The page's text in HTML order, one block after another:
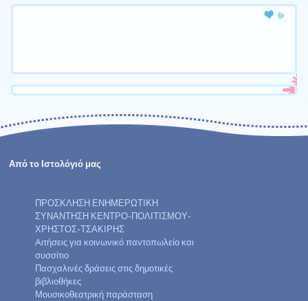
Από το Ιστολόγιό μας
ΠΡΟΣΚΛΗΣΗ ΕΝΗΜΕΡΩΤΙΚΗ
ΣΥΝΑΝΤΗΣΗ ΚΕΝΤΡΟ-ΠΟΛΙΤΙΣΜΟΥ-
ΧΡΗΣΤΟΣ-ΤΣΑΚΙΡΗΣ
Aιτήσεις για κοινωνικό παντοπωλείο και
συσσίτιο
Πασχαλινές δράσεις στις δημοτικές
βιβλιοθήκες
Μουσικοθεατρική παράσταση